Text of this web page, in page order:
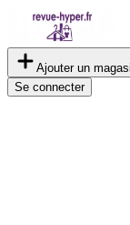
Ajouter un
Se connecter